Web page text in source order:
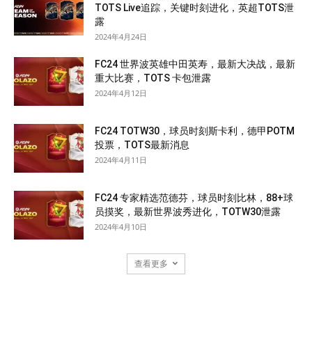
TOTS Live追踪，关键时刻进化，英超TOTS泄
露
2024年4月24日
FC24 世界波英雄中田英寿，最新大决战，最新
重大比赛，TOTS 卡包泄露
2024年4月12日
FC24 TOTW30，球员时刻斯卡利，德甲POTM
投票，TOTS最新消息
2024年4月11日
FC24 专家精选范德芬，球员时刻比林，88+球
员摸奖，最新世界波秀进化，TOTW30泄露
2024年4月10日
查看更多